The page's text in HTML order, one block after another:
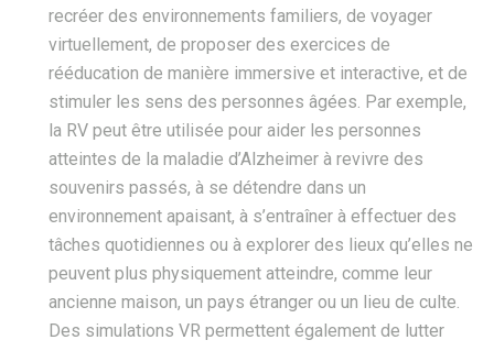
recréer des environnements familiers, de voyager
virtuellement, de proposer des exercices de
rééducation de manière immersive et interactive, et de
stimuler les sens des personnes âgées. Par exemple,
la RV peut être utilisée pour aider les personnes
atteintes de la maladie d’Alzheimer à revivre des
souvenirs passés, à se détendre dans un
environnement apaisant, à s’entraîner à effectuer des
tâches quotidiennes ou à explorer des lieux qu’elles ne
peuvent plus physiquement atteindre, comme leur
ancienne maison, un pays étranger ou un lieu de culte.
Des simulations VR permettent également de lutter